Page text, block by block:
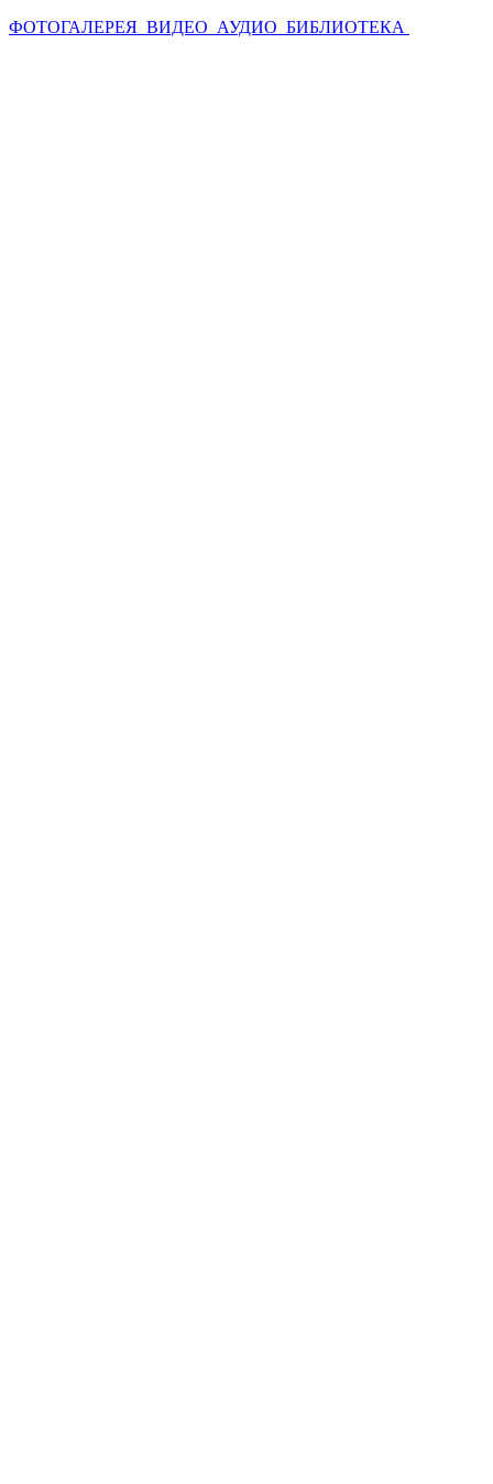
ФОТОГАЛЕРЕЯ ВИДЕО АУДИО БИБЛИОТЕКА